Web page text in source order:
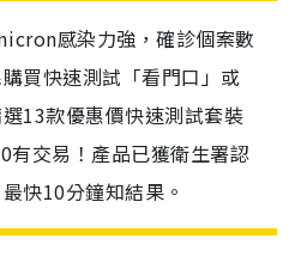
感染力強，確診個案數
買快速測試「看門口」或
13款優惠價快速測試套裝
有交易！產品已獲衛生署認
快10分鐘知結果。